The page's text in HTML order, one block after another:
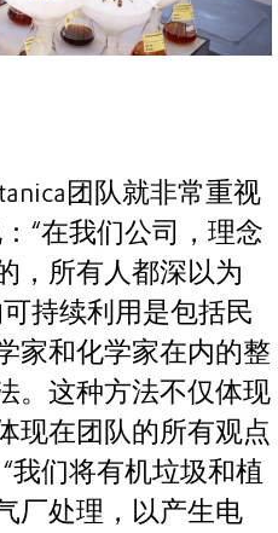
团队就非常重视
“在我们公司，理念
，所有人都深以为
持续利用是包括民
家和化学家在内的整
。这种方法不仅体现
现在团队的所有观点
我们将有机垃圾和植
厂处理，以产生电